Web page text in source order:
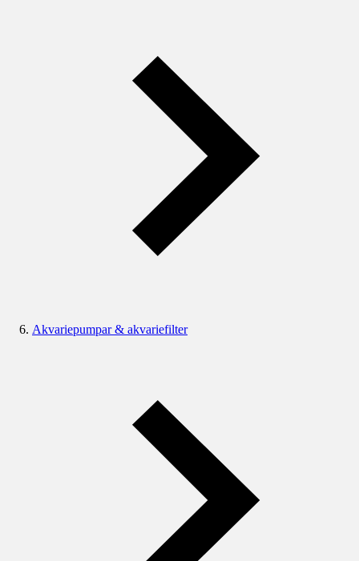
Akvariepumpar & akvariefilter